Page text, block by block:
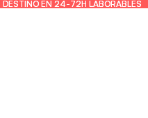
DESTINO EN 24-72H LABORABLES
DESTINO EN 24-72H LABORABLES